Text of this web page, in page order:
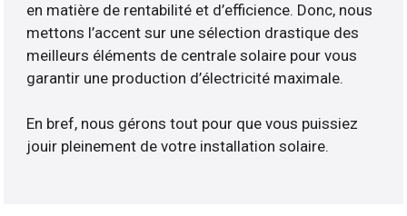
en matière de rentabilité et d’efficience. Donc, nous
mettons l’accent sur une sélection drastique des
meilleurs éléments de centrale solaire pour vous
garantir une production d’électricité maximale.
En bref, nous gérons tout pour que vous puissiez
jouir pleinement de votre installation solaire.